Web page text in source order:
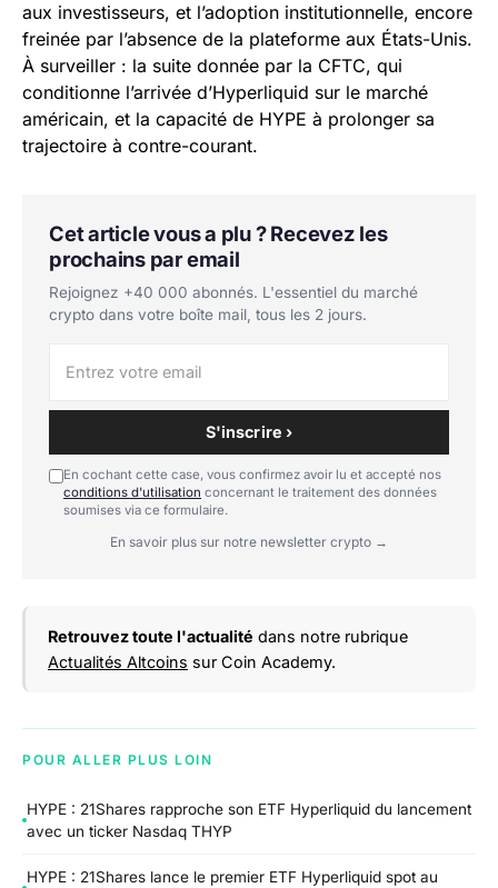
aux investisseurs, et l’adoption institutionnelle, encore
freinée par l’absence de la plateforme aux États-Unis.
À surveiller : la suite donnée par la CFTC, qui
conditionne l’arrivée d’Hyperliquid sur le marché
américain, et la capacité de HYPE à prolonger sa
trajectoire à contre-courant.
Cet article vous a plu ? Recevez les
prochains par email
Rejoignez +40 000 abonnés. L'essentiel du marché
crypto dans votre boîte mail, tous les 2 jours.
S'inscrire ›
En cochant cette case, vous confirmez avoir lu et accepté nos
conditions d'utilisation concernant le traitement des données
soumises via ce formulaire.
En savoir plus sur notre newsletter crypto →
Retrouvez toute l'actualité dans notre rubrique
Actualités Altcoins sur Coin Academy.
POUR ALLER PLUS LOIN
HYPE : 21Shares rapproche son ETF Hyperliquid du lancement
avec un ticker Nasdaq THYP
HYPE : 21Shares lance le premier ETF Hyperliquid spot au